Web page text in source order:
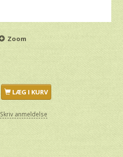
Zoom
LÆG I KURV
Skriv anmeldelse